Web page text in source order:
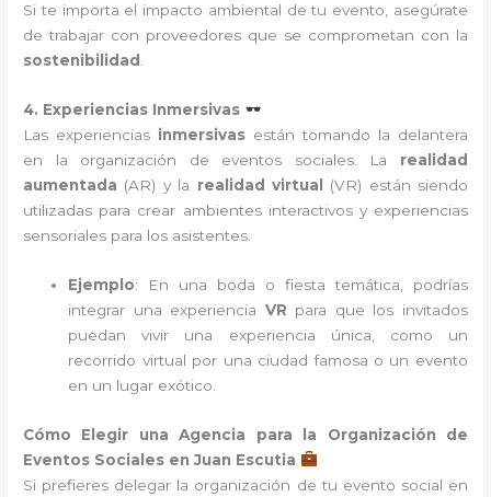
Si te importa el impacto ambiental de tu evento, asegúrate
de trabajar con proveedores que se comprometan con la
sostenibilidad
4. Experiencias Inmersivas
Las experiencias inmersivas están tomando la delantera
en la organización de eventos sociales. La realidad
aumentada (AR) y la realidad virtual
(VR) están siendo
utilizadas para crear ambientes interactivos y experiencias
sensoriales para los asistentes.
Ejemplo: En una boda o fiesta temática, podrías
integrar una experiencia VR para que los invitados
puedan vivir una experiencia única, como un
recorrido virtual por una ciudad famosa o un evento
en un lugar exótico.
Cómo Elegir una Agencia para la Organización de
Eventos Sociales en Juan Escutia
Si prefieres delegar la organización de tu evento social en